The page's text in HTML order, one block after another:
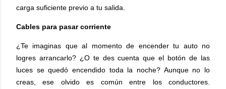
carga suficiente previo a tu salida.
Cables para pasar corriente
¿Te imaginas que al momento de encender tu auto no
logres arrancarlo? ¿O te des cuenta que el botón de las
luces se quedó encendido toda la noche? Aunque no lo
creas, ese olvido es común entre los conductores.